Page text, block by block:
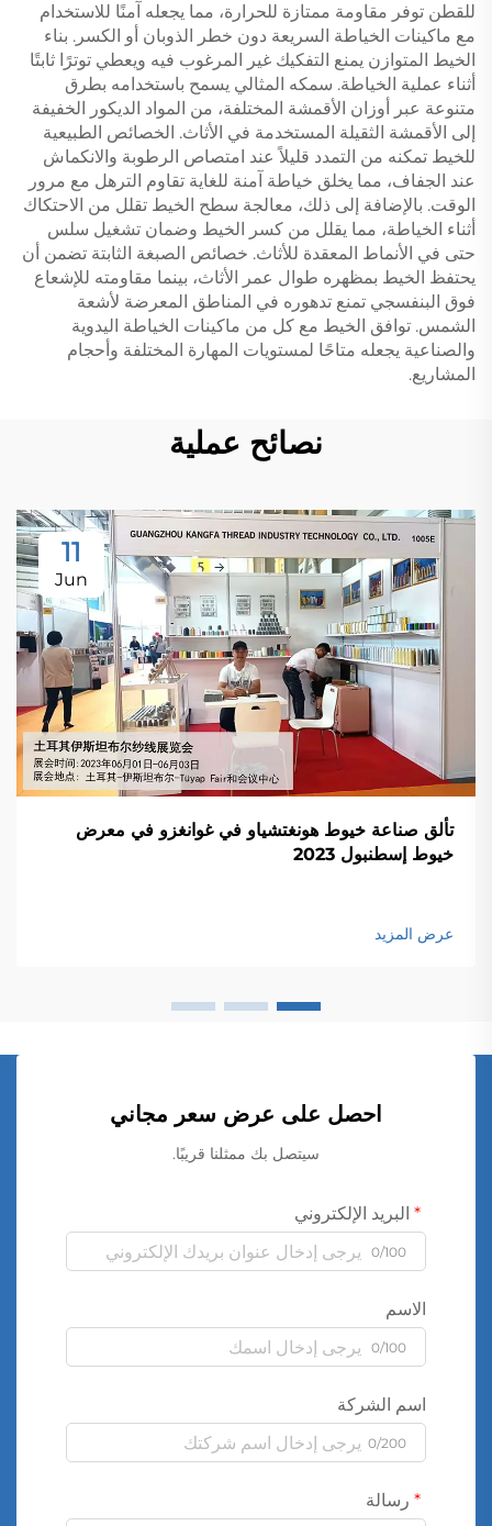
للقطن توفر مقاومة ممتازة للحرارة، مما يجعله آمنًا للاستخدام
مع ماكينات الخياطة السريعة دون خطر الذوبان أو الكسر. بناء
الخيط المتوازن يمنع التفكيك غير المرغوب فيه ويعطي توترًا ثابتًا
أثناء عملية الخياطة. سمكه المثالي يسمح باستخدامه بطرق
متنوعة عبر أوزان الأقمشة المختلفة، من المواد الديكور الخفيفة
إلى الأقمشة الثقيلة المستخدمة في الأثاث. الخصائص الطبيعية
للخيط تمكنه من التمدد قليلاً عند امتصاص الرطوبة والانكماش
عند الجفاف، مما يخلق خياطة آمنة للغاية تقاوم الترهل مع مرور
الوقت. بالإضافة إلى ذلك، معالجة سطح الخيط تقلل من الاحتكاك
أثناء الخياطة، مما يقلل من كسر الخيط وضمان تشغيل سلس
حتى في الأنماط المعقدة للأثاث. خصائص الصبغة الثابتة تضمن أن
يحتفظ الخيط بمظهره طوال عمر الأثاث، بينما مقاومته للإشعاع
فوق البنفسجي تمنع تدهوره في المناطق المعرضة لأشعة
الشمس. توافق الخيط مع كل من ماكينات الخياطة اليدوية
والصناعية يجعله متاحًا لمستويات المهارة المختلفة وأحجام
المشاريع.
نصائح عملية
11
Jun
تألق صناعة خيوط هونغتشياو في غوانغزو في معرض
خيوط إسطنبول 2023
عرض المزيد
احصل على عرض سعر مجاني
سيتصل بك ممثلنا قريبًا.
البريد الإلكتروني
0/100
الاسم
0/100
اسم الشركة
0/200
رسالة